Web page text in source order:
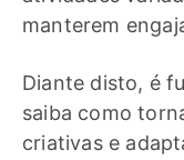
manterem
Diante disto, é
saiba como
criativas e